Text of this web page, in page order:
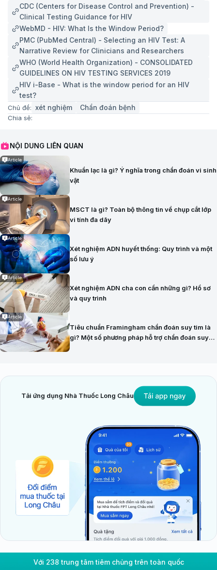
CDC (Centers for Disease Control and Prevention) -
Clinical Testing Guidance for HIV
WebMD - HIV: What Is the Window Period?
PMC (PubMed Central) - Selecting an HIV Test: A
Narrative Review for Clinicians and Researchers
WHO (World Health Organization) - CONSOLIDATED
GUIDELINES ON HIV TESTING SERVICES 2019
HIV i-Base - What is the window period for an HIV
test?
Chủ đề: xét nghiệm Chẩn đoán bệnh
Chia sẻ:
NỘI DUNG LIÊN QUAN
Article
Khuẩn lạc là gì? Ý nghĩa trong chẩn đoán vi sinh
vật
Article
MSCT là gì? Toàn bộ thông tin về chụp cắt lớp
vi tính đa dãy
Article
Xét nghiệm ADN huyết thống: Quy trình và một
số lưu ý
Article
Xét nghiệm ADN cha con cần những gì? Hồ sơ
và quy trình
Article
Tiêu chuẩn Framingham chẩn đoán suy tim là
gì? Một số phương pháp hỗ trợ chẩn đoán suy
Tải ứng dụng Nhà Thuốc Long Châu
Với 238 trung tâm tiêm chủng trên toàn quốc